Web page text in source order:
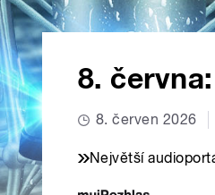
8.
8. červen 2026
Největší